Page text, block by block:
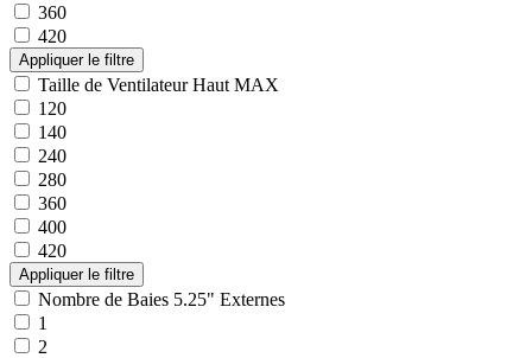
360
420
Taille de Ventilateur Haut MAX
120
140
240
280
360
400
420
Nombre de Baies 5.25" Externes
1
2